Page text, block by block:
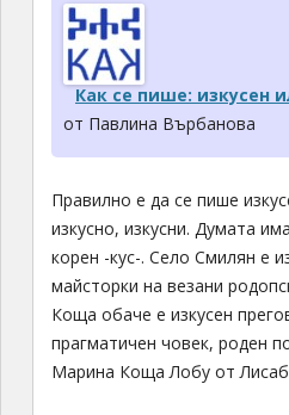
Как се пише: изкусен
от Павлина Върбанова
Правилно е да се пише
изкусно, изкусни. Думата
корен -кус-. Село Смилян е
майсторки на везани
Коща обаче е изкусен
прагматичен човек, роден
Марина Коща Лобу от